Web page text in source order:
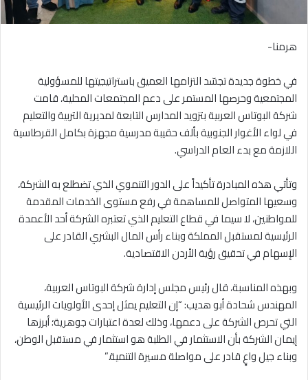
هرمنا-
في خطوة جديدة تجسّد التزامها العميق باستراتيجيتها للمسؤولية
المجتمعية وحرصها المستمر على دعم المجتمعات المحلية، قامت
شركة البوتاس العربية بتزويد المدارس التابعة لمديرية التربية والتعليم
في لواء الأغوار الجنوبية بألف حقيبة مدرسية مجهزة بكامل القرطاسية
اللازمة مع بدء العام الدراسي.
وتأتي هذه المبادرة تأكيداً على الدور التنموي الذي تضطلع به الشركة،
وسعيها المتواصل للمساهمة في رفع مستوى الخدمات المقدمة
للمواطنين، لا سيما في قطاع التعليم الذي تعتبره الشركة أحد الأعمدة
الرئيسية لمستقبل المملكة وبناء رأس المال البشري القادر على
الإسهام في تحقيق رؤية الأردن الاقتصادية.
وبهذه المناسبة، قال رئيس مجلس إدارة شركة البوتاس العربية،
المهندس شحادة أبو هديب: “إن التعليم يمثل إحدى الأولويات الرئيسية
التي تحرص الشركة على دعمها، وذلك لعدة اعتبارات جوهرية؛ أبرزها
إيمان الشركة بأن الاستثمار في الطلبة هو استثمار في مستقبل الوطن،
وبناء جيل واعٍ قادر على مواصلة مسيرة التنمية.”